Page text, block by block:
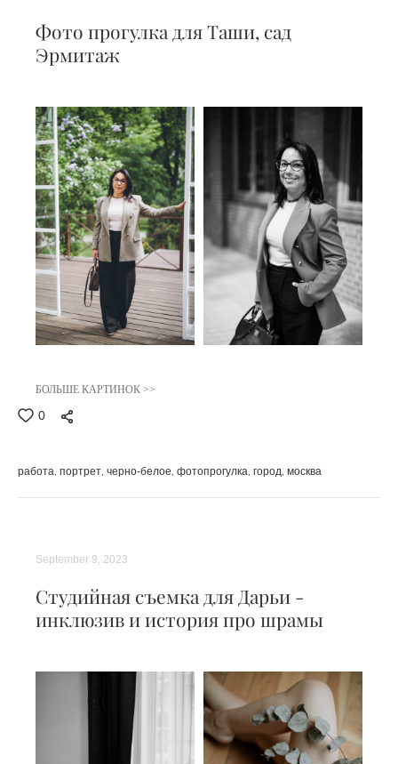
Фото прогулка для Таши, сад
Эрмитаж
БОЛЬШЕ КАРТИНОК >>
0
работа портрет черно-белое фотопрогулка город москва
Студийная съемка для Дарьи -
инклюзив и история про шрамы
September 9, 2023